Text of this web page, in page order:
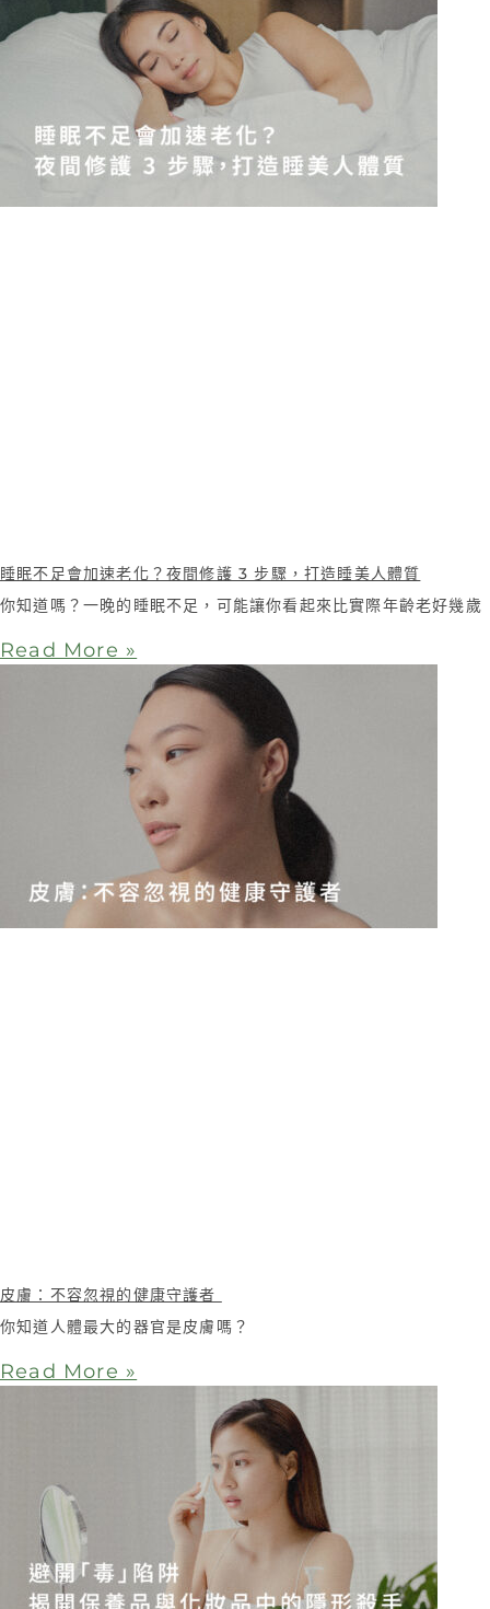
睡眠不足會加速老化？夜間修護 3 步驟，打造睡美人體質
你知道嗎？一晚的睡眠不足，可能讓你看起來比實際年齡老好幾歲
Read More »
皮膚：不容忽視的健康守護者
你知道人體最大的器官是皮膚嗎？
Read More »